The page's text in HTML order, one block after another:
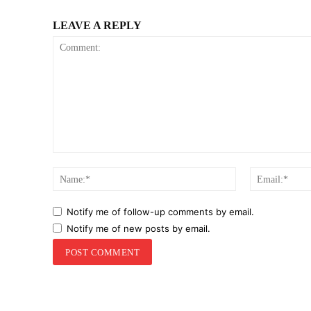
LEAVE A REPLY
Name:*
Notify me of follow-up comments by email.
Notify me of new posts by email.